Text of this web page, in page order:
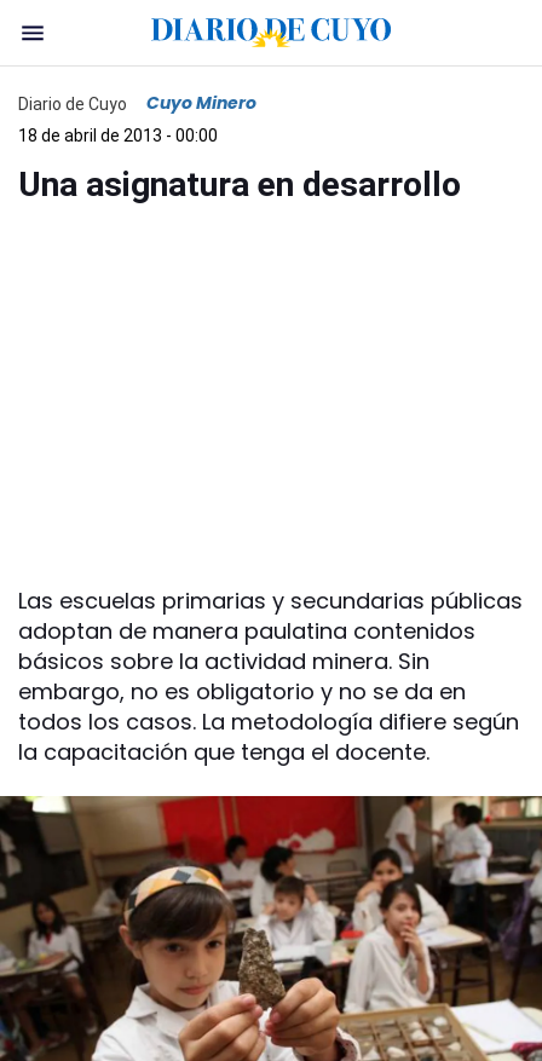
Diario de Cuyo Cuyo Minero
18 de abril de 2013 - 00:00
Una asignatura en desarrollo
Las escuelas primarias y secundarias públicas
adoptan de manera paulatina contenidos
básicos sobre la actividad minera. Sin
embargo, no es obligatorio y no se da en
todos los casos. La metodología difiere según
la capacitación que tenga el docente.